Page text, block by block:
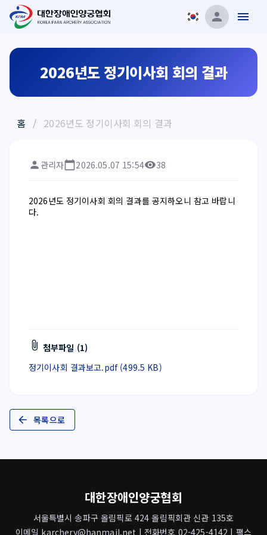
2026년도 정기이사회 회의 결과
홈 / 2026년도 정기이사회 회의 결과
관리자 2026.05.07 15:54 38
2026년도 정기이사회 회의 결과를 공지하오니 참고 바랍니
다.
첨부파일 (1)
정기이사회 결과보고.pdf (499.5 KB)
목록으로
대한장애인양궁협회
서울특별시 송파구 올림픽로 424 올림픽회관 신관 135호
이메일 karchery@hanmail.net | 전화번호 02-425-4142 | 팩스